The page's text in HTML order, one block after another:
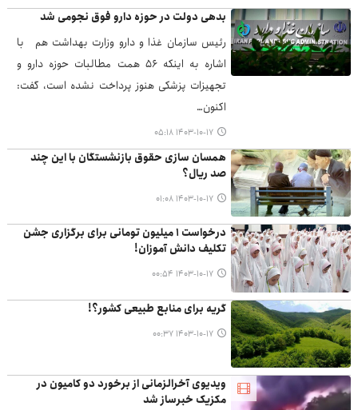
بدهی دولت در حوزه دارو فوق نجومی شد
رئیس سازمان غذا و دارو وزارت بهداشت هم با
اشاره به اینکه ۵۶ همت مطالبات حوزه دارو و
تجهیزات پزشکی هنوز پرداخت نشده است، گفت:
اکنون…
۱۴۰۳-۱۰-۱۷ ۰۵:۱۸
همسان سازی حقوق بازنشستگان با این چند
صد ریال؟
۱۴۰۳-۱۰-۱۷ ۰۱:۰۸
درخواست ۱ میلیون تومانی برای برگزاری جشن
تکلیف دانش آموزان!
۱۴۰۳-۱۰-۱۷ ۰۰:۵۴
گریه برای منابع طبیعی کشور؟!
۱۴۰۳-۱۰-۱۷ ۰۰:۳۷
ویدیوی آخرالزمانی از برخورد دو کامیون در
مکزیک خبرساز شد